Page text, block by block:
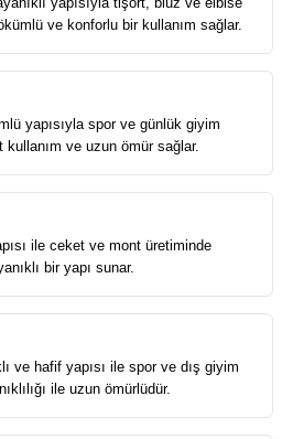
ve konforlu bir kullanım sağlar.
yapısıyla spor ve günlük giyim
ve uzun ömür sağlar.
ile ceket ve mont üretiminde
bir yapı sunar.
ve hafif yapısı ile spor ve dış giyim
ile uzun ömürlüdür.